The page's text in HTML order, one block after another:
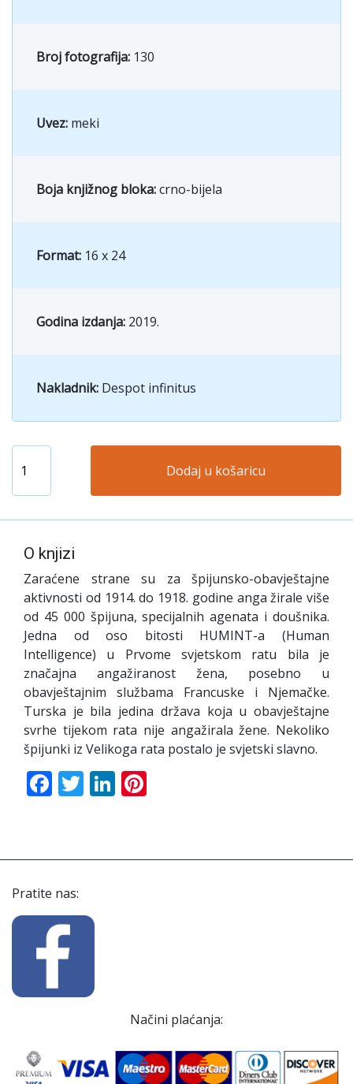
Broj fotografija: 130
Uvez: meki
Boja knjižnog bloka:crno-bijela
Format: 16 x 24
Godina izdanja: 2019.
Nakladnik: Despot infinitus
Dodaj u košaricu
O knjizi
Zaraćene strane su za špijunsko-obavještajne
aktivnosti od 1914. do 1918. godine anga žirale više
od 45 000 špijuna, specijalnih agenata i doušnika.
Jedna od oso bitosti HUMINT-a (Human
Intelligence) u Prvome svjetskom ratu bila je
značajna angažiranost žena, posebno u
obavještajnim službama Francuske i Njemačke.
Turska je bila jedina država koja u obavještajne
svrhe tijekom rata nije angažirala žene. Nekoliko
špijunki iz Velikoga rata postalo je svjetski slavno.
Facebook
TwitterLinkedIn
Pratite nas:
Načini plaćanja: